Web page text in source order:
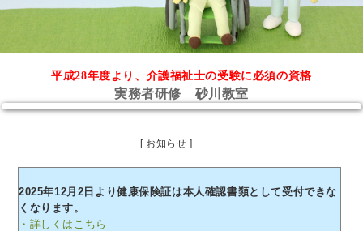
平成28年度より、介護福祉士の受験に必須の資格
実務者研修 砂川教室
[ お知らせ ]
2025年12月2日より健康保険証は本人確認書類として受付できな
くなります。
・詳しくはこちら